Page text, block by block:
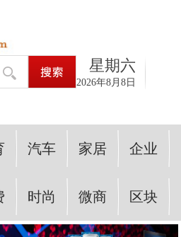
星期六
2026年8月8日
汽车 家居 企业
时尚 微商 区块